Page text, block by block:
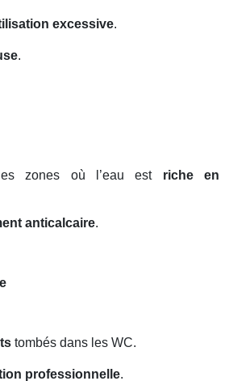
excessive.
.
zones où l’eau est riche en
anticalcaire.
tombés dans les WC.
professionnelle.